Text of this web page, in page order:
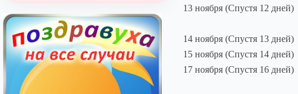
13 ноября (Спустя 12 дней)
14 ноября (Спустя 13 дней)
15 ноября (Спустя 14 дней)
17 ноября (Спустя 16 дней)